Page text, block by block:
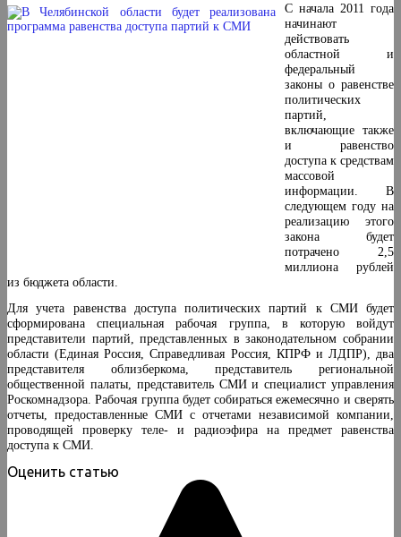
С начала 2011 года
начинают
действовать
областной и
федеральный
законы о равенстве
политических
партий,
включающие также
и равенство
доступа к средствам
массовой
информации. В
следующем году на
реализацию этого
закона будет
потрачено 2,5
миллиона рублей
из бюджета области.
Для учета равенства доступа политических партий к СМИ будет
сформирована специальная рабочая группа, в которую войдут
представители партий, представленных в законодательном собрании
области (Единая Россия, Справедливая Россия, КПРФ и ЛДПР), два
представителя облизберкома, представитель региональной
общественной палаты, представитель СМИ и специалист управления
Роскомнадзора. Рабочая группа будет собираться ежемесячно и сверять
отчеты, предоставленные СМИ с отчетами независимой компании,
проводящей проверку теле- и радиоэфира на предмет равенства
доступа к СМИ.
Оценить статью